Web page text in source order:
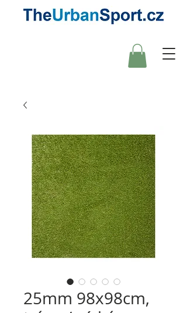
25mm 98x98cm,